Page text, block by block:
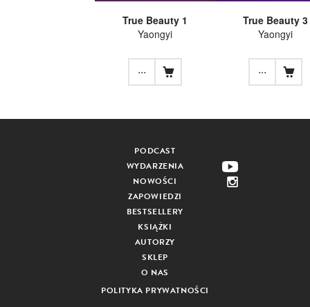
True Beauty 1
Yaongyi
...
True Beauty 3
Yaongyi
...
PODCAST
WYDARZENIA
NOWOŚCI
ZAPOWIEDZI
BESTSELLERY
KSIĄŻKI
AUTORZY
SKLEP
O NAS
POLITYKA PRYWATNOŚCI